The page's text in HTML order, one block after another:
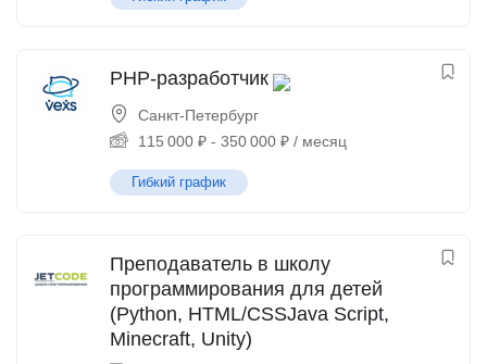
PHP-разработчик
Санкт-Петербург
115 000 ₽ - 350 000 ₽ / месяц
Гибкий график
Преподаватель в школу
программирования для детей
(Python, HTML/CSSJava Script,
Minecraft, Unity)